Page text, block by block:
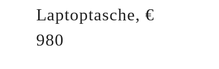
Laptoptasche, €
980